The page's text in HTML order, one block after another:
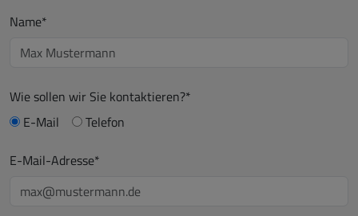
Name*
Wie sollen wir Sie kontaktieren?*
E-Mail
Telefon
E-Mail-Adresse*